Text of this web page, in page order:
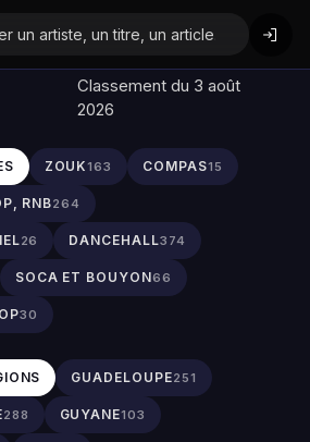
Classement du 3 août
2026
ZOUK163 COMPAS15
RNB264
26 DANCEHALL374
SOCA ET BOUYON66
30
GUADELOUPE251
288 GUYANE103